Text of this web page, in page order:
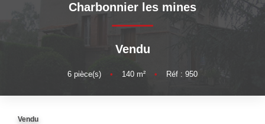
Estimer Mon Bien
Charbonnier les mines
Vendu
6 pièce(s) • 140 m² • Réf : 950
Vendu